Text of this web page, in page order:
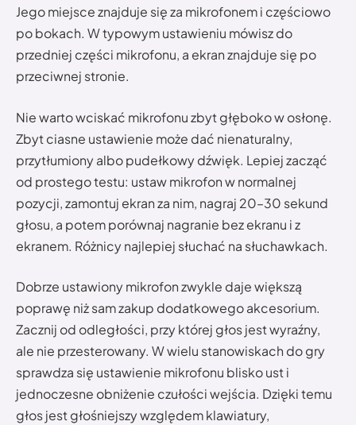
Jego miejsce znajduje się za mikrofonem i częściowo
po bokach. W typowym ustawieniu mówisz do
przedniej części mikrofonu, a ekran znajduje się po
przeciwnej stronie.
Nie warto wciskać mikrofonu zbyt głęboko w osłonę.
Zbyt ciasne ustawienie może dać nienaturalny,
przytłumiony albo pudełkowy dźwięk. Lepiej zacząć
od prostego testu: ustaw mikrofon w normalnej
pozycji, zamontuj ekran za nim, nagraj 20–30 sekund
głosu, a potem porównaj nagranie bez ekranu i z
ekranem. Różnicy najlepiej słuchać na słuchawkach.
Dobrze ustawiony mikrofon zwykle daje większą
poprawę niż sam zakup dodatkowego akcesorium.
Zacznij od odległości, przy której głos jest wyraźny,
ale nie przesterowany. W wielu stanowiskach do gry
sprawdza się ustawienie mikrofonu blisko ust i
jednoczesne obniżenie czułości wejścia. Dzięki temu
głos jest głośniejszy względem klawiatury,